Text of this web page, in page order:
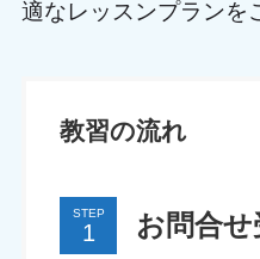
適なレッスンプランを
教習の流れ
STEP お問合せ